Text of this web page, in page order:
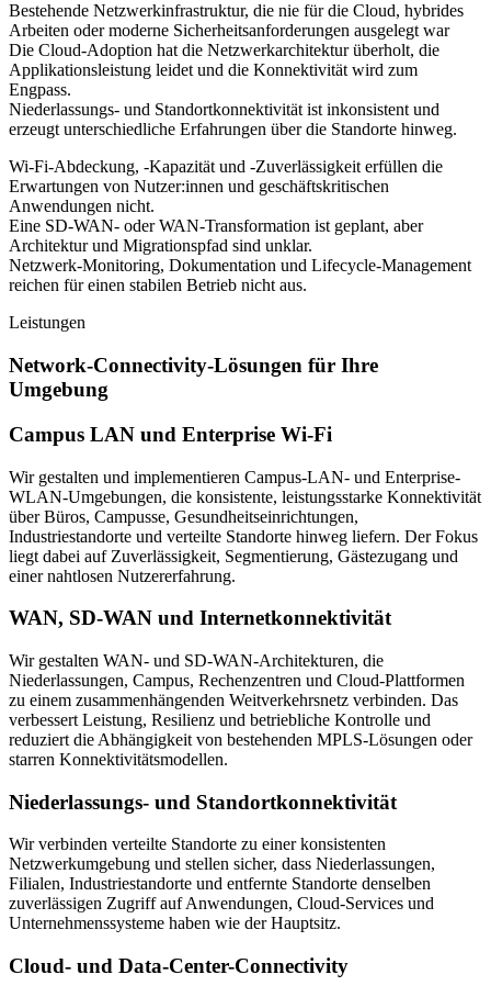
Bestehende Netzwerkinfrastruktur, die nie für die Cloud, hybrides
Arbeiten oder moderne Sicherheitsanforderungen ausgelegt war
Die Cloud-Adoption hat die Netzwerkarchitektur überholt, die
Applikationsleistung leidet und die Konnektivität wird zum
Engpass.
Niederlassungs- und Standortkonnektivität ist inkonsistent und
erzeugt unterschiedliche Erfahrungen über die Standorte hinweg.
Wi-Fi-Abdeckung, -Kapazität und -Zuverlässigkeit erfüllen die
Erwartungen von Nutzer:innen und geschäftskritischen
Anwendungen nicht.
Eine SD-WAN- oder WAN-Transformation ist geplant, aber
Architektur und Migrationspfad sind unklar.
Netzwerk-Monitoring, Dokumentation und Lifecycle-Management
reichen für einen stabilen Betrieb nicht aus.
Leistungen
Network-Connectivity-Lösungen für Ihre
Umgebung
Campus LAN und Enterprise Wi-Fi
Wir gestalten und implementieren Campus-LAN- und Enterprise-
WLAN-Umgebungen, die konsistente, leistungsstarke Konnektivität
über Büros, Campusse, Gesundheitseinrichtungen,
Industriestandorte und verteilte Standorte hinweg liefern. Der Fokus
liegt dabei auf Zuverlässigkeit, Segmentierung, Gästezugang und
einer nahtlosen Nutzererfahrung.
WAN, SD-WAN und Internetkonnektivität
Wir gestalten WAN- und SD-WAN-Architekturen, die
Niederlassungen, Campus, Rechenzentren und Cloud-Plattformen
zu einem zusammenhängenden Weitverkehrsnetz verbinden. Das
verbessert Leistung, Resilienz und betriebliche Kontrolle und
reduziert die Abhängigkeit von bestehenden MPLS-Lösungen oder
starren Konnektivitätsmodellen.
Niederlassungs- und Standortkonnektivität
Wir verbinden verteilte Standorte zu einer konsistenten
Netzwerkumgebung und stellen sicher, dass Niederlassungen,
Filialen, Industriestandorte und entfernte Standorte denselben
zuverlässigen Zugriff auf Anwendungen, Cloud-Services und
Unternehmenssysteme haben wie der Hauptsitz.
Cloud- und Data-Center-Connectivity